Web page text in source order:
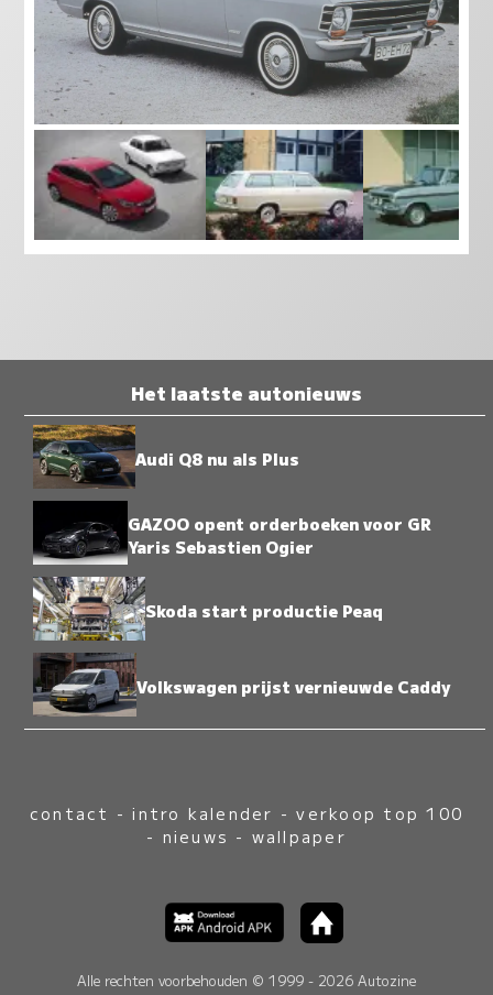
Het laatste autonieuws
Audi Q8 nu als Plus
GAZOO opent orderboeken voor GR
Yaris Sebastien Ogier
Skoda start productie Peaq
Volkswagen prijst vernieuwde Caddy
contact -intro kalender -verkoop top 100
- nieuws - wallpaper
Alle rechten voorbehouden © 1999 - 2026 Autozine